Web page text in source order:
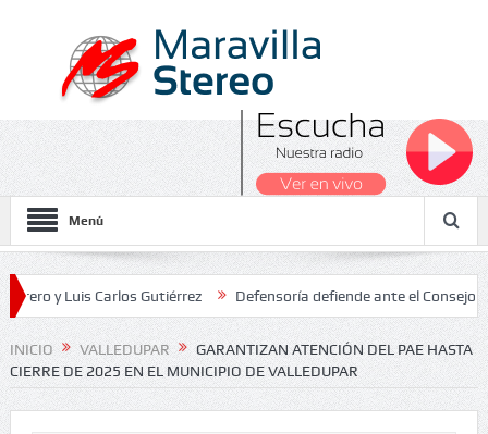
Menú
Carlos Gutiérrez Defensoría defiende ante el Consejo de
Nacionales 2026
INICIO VALLEDUPAR
GARANTIZAN ATENCIÓN DEL PAE HASTA
CIERRE DE 2025 EN EL MUNICIPIO DE VALLEDUPAR